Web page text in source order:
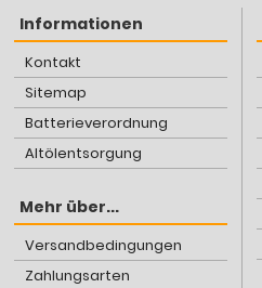
Informationen
Kontakt
Sitemap
Batterieverordnung
Altölentsorgung
Mehr über...
Versandbedingungen
Zahlungsarten